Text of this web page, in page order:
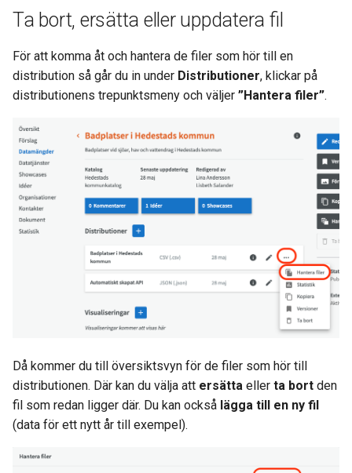
Ta bort, ersätta eller uppdatera fil
För att komma åt och hantera de filer som hör till en
distribution så går du in under Distributioner, klickar på
distributionens trepunktsmeny och väljer ”Hantera filer”.
Då kommer du till översiktsvyn för de filer som hör till
distributionen. Där kan du välja att ersätta eller ta bort den
fil som redan ligger där. Du kan också lägga till en ny fil
(data för ett nytt år till exempel).